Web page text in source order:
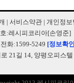
| 서비스약관| 개인정보
:레시피코리아[손영준]
화:1599-5249 [정보확
21길 14, 양평오피스텔